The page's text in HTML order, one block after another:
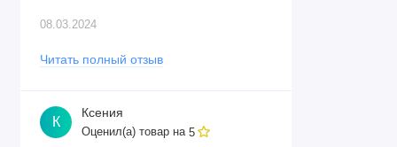
08.03.2024
Читать полный отзыв
К
Ксения
Оценил(а) товар на 5